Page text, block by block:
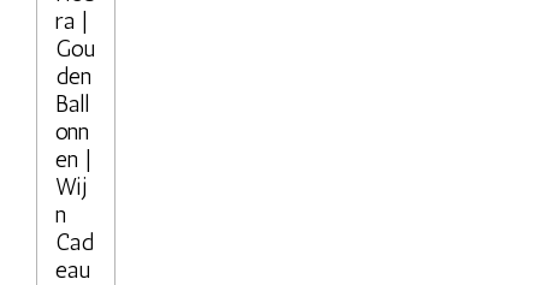
ra |
Gou
den
Ball
onn
en |
Wij
n
Cad
eau